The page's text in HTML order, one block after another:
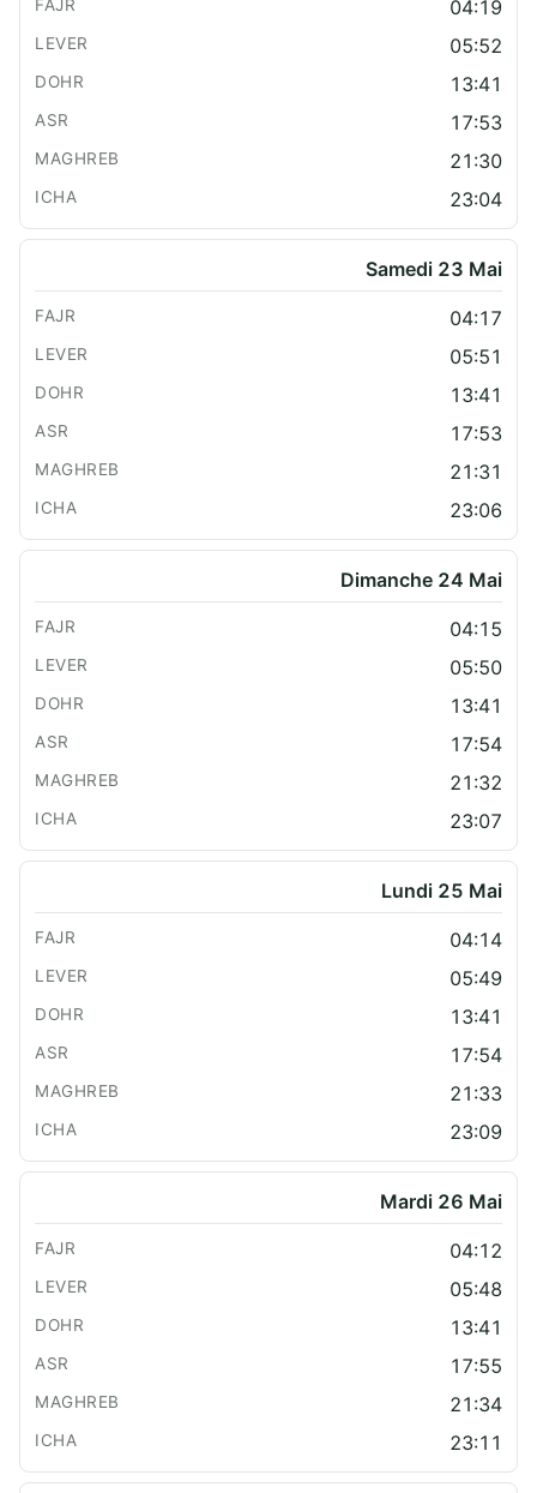
04:19
05:52
13:41
17:53
21:30
23:04
Samedi 23 Mai
04:17
05:51
13:41
17:53
21:31
23:06
Dimanche 24 Mai
04:15
05:50
13:41
17:54
21:32
23:07
Lundi 25 Mai
04:14
05:49
13:41
17:54
21:33
23:09
Mardi 26 Mai
04:12
05:48
13:41
17:55
21:34
23:11